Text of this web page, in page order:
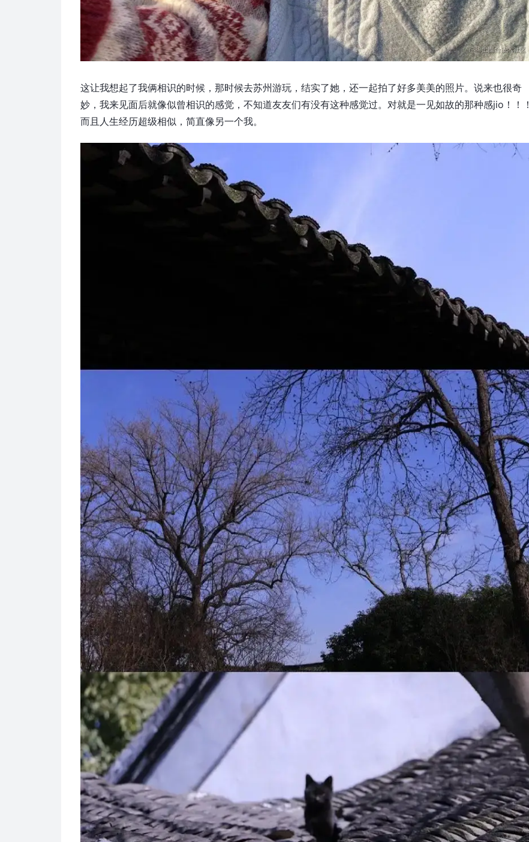
这让我想起了我俩相识的时候，那时候去苏州游玩，结实了她，还一起拍了好多美美的照片。说来也很奇
妙，我来见面后就像似曾相识的感觉，不知道友友们有没有这种感觉过。对就是一见如故的那种感jio！！！
而且人生经历超级相似，简直像另一个我。